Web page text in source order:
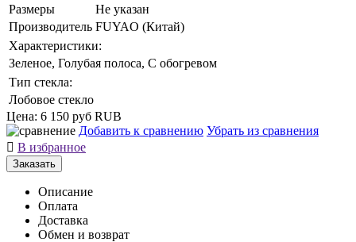
Размеры
Не указан
Производитель FUYAO (Китай)
Характеристики:
Зеленое, Голубая полоса, С обогревом
Тип стекла:
Лобовое стекло
Цена: 6 150 руб RUB
Добавить к сравнению Убрать из сравнения
 В избранное
Заказать
Описание
Оплата
Доставка
Обмен и возврат